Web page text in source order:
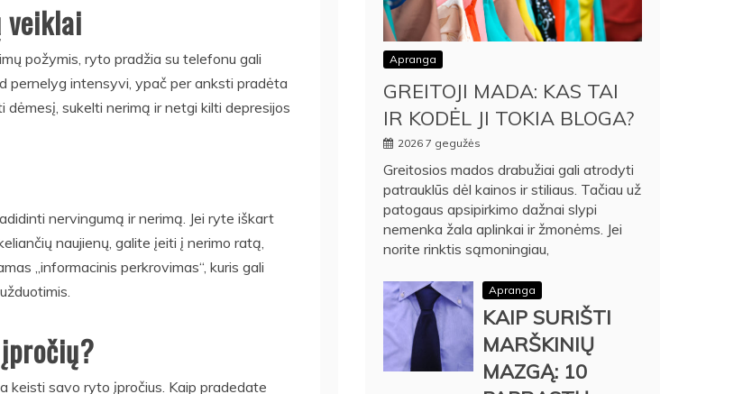
veiklai
požymis, ryto pradžia su telefonu gali
pernelyg intensyvi, ypač per anksti pradėta
sukelti nerimą ir netgi kilti depresijos
nervingumą ir nerimą. Jei ryte iškart
naujienų, galite įeiti į nerimo ratą,
„informacinis perkrovimas“, kuris gali
keisti savo ryto įpročius. Kaip pradedate
Apranga
GREITOJI MADA: KAS TAI
IR KODĖL JI TOKIA BLOGA?
2026 7 gegužės
Greitosios mados drabužiai gali atrodyti
patrauklūs dėl kainos ir stiliaus. Tačiau už
patogaus apsipirkimo dažnai slypi
nemenka žala aplinkai ir žmonėms. Jei
norite rinktis sąmoningiau,
Apranga
KAIP SURIŠTI
MARŠKINIŲ
MAZGĄ: 10